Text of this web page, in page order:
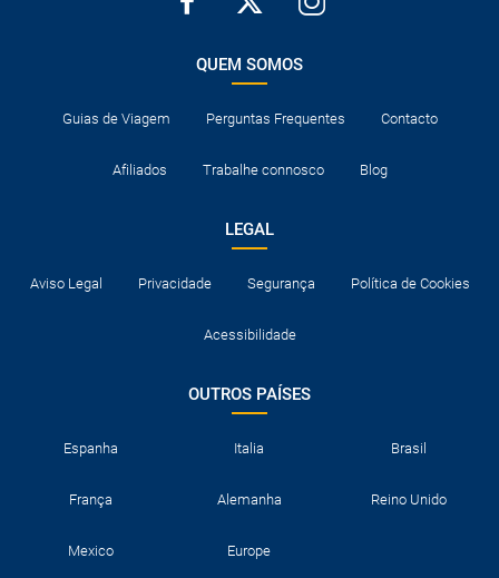
QUEM SOMOS
Guias de Viagem Perguntas Frequentes Contacto
Afiliados Trabalhe connosco Blog
LEGAL
Aviso Legal Privacidade Segurança Política de Cookies
Acessibilidade
OUTROS PAÍSES
Espanha Italia Brasil
França Alemanha Reino Unido
Mexico Europe